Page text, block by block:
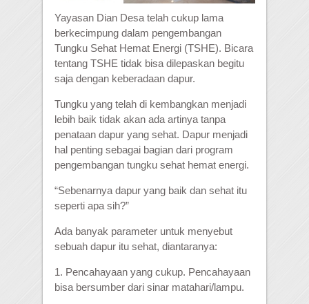
Yayasan Dian Desa telah cukup lama
berkecimpung dalam pengembangan
Tungku Sehat Hemat Energi (TSHE). Bicara
tentang TSHE tidak bisa dilepaskan begitu
saja dengan keberadaan dapur.
Tungku yang telah di kembangkan menjadi
lebih baik tidak akan ada artinya tanpa
penataan dapur yang sehat. Dapur menjadi
hal penting sebagai bagian dari program
pengembangan tungku sehat hemat energi.
“Sebenarnya dapur yang baik dan sehat itu
seperti apa sih?”
Ada banyak parameter untuk menyebut
sebuah dapur itu sehat, diantaranya:
1. Pencahayaan yang cukup. Pencahayaan
bisa bersumber dari sinar matahari/lampu.